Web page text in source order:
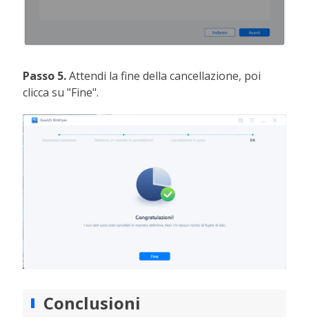
Passo 5.Attendi la fine della cancellazione, poi
clicca su "Fine".
Conclusioni